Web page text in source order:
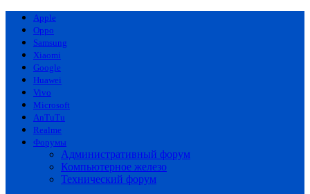
Apple
Oppo
Samsung
Xiaomi
Google
Huawei
Vivo
Microsoft
AnTuTu
Realme
Форумы
Административный форум
Компьютерное железо
Технический форум